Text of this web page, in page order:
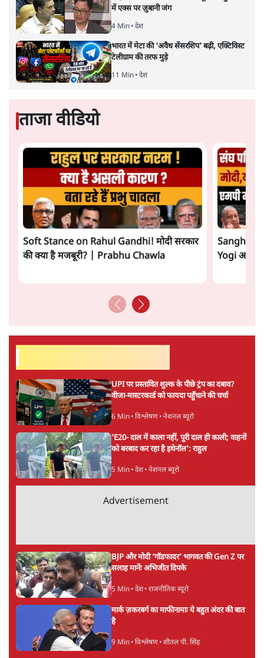
में एक्स पर ज़ुबानी जंग
4 Min• देश
भारत में मेटा की 'अवैध सेंसरशिप' बढ़ी, एक्टिविस्ट
टेलीग्राम की तरफ मुड़े
11 Min• देश
ताजा वीडियो
Soft Stance on Rahul Gandhi! मोदी सरकार
की क्या है मजबूरी? | Prabhu Chawla
Sangh
Yogi आपस
UPI पर प्रस्तावित शुल्क के पीछे ट्रंप का दबाव?
वीजा-मास्टरकार्ड को फायदा पहुँचाने की चर्चा
6 Min• विश्लेषण• नेशनल ब्यूरो
'E20- दाल में काला नहीं, पूरी दाल ही काली; वाहनों
को बरबाद कर रहा है इथेनॉल': राहुल
5 Min• देश• नेशनल ब्यूरो
Advertisement
BJP और मोदी ‘गॉडफादर’ भागवत की Gen Z पर
सलाह मानेंः अभिजीत दिपके
5 Min• देश• राजनीतिक ब्यूरो
मार्क ज़करबर्ग का माफीनामाः ये बहुत अंदर की बात
है
9 Min• विश्लेषण• शीतल पी. सिंह